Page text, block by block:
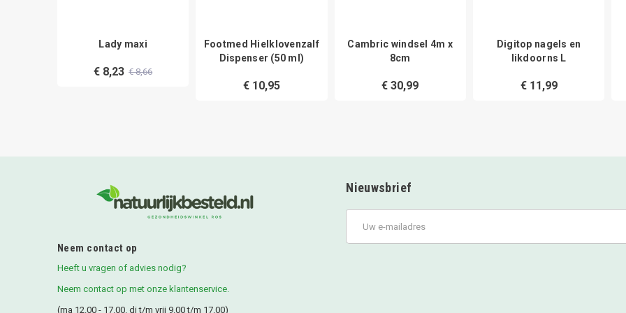
Lady maxi
€ 8,23 € 8,66
Footmed Hielklovenzalf
Dispenser (50 ml)
€ 10,95
Cambric windsel 4m x
8cm
€ 30,99
Digitop nagels en
likdoorns L
€ 11,99
Neem contact op
Heeft u vragen of advies nodig?
Neem contact op met onze klantenservice.
(ma 12.00 - 17.00. di t/m vrij 9.00 t/m 17.00)
Nieuwsbrief